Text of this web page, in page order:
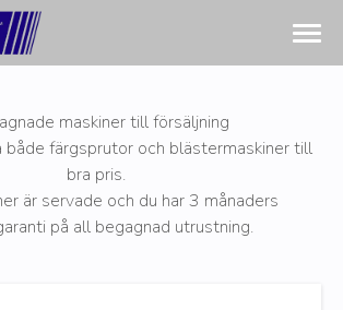
maskiner till försäljning
både färgsprutor och blästermaskiner till
bra pris.
är servade och du har 3 månaders
på all begagnad utrustning.